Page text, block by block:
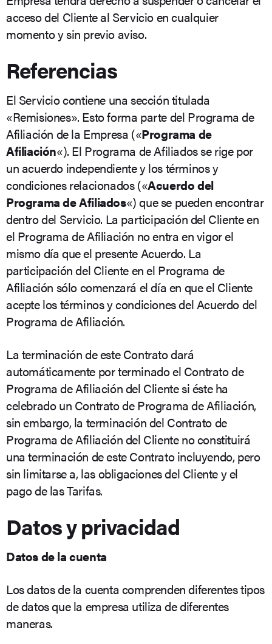
acceso del Cliente al Servicio en cualquier
momento y sin previo aviso.
Referencias
El Servicio contiene una sección titulada
«Remisiones». Esto forma parte del Programa de
Afiliación de la Empresa («Programa de
Afiliación«). El Programa de Afiliados se rige por
un acuerdo independiente y los términos y
condiciones relacionados («Acuerdo del
Programa de Afiliados«) que se pueden encontrar
dentro del Servicio. La participación del Cliente en
el Programa de Afiliación no entra en vigor el
mismo día que el presente Acuerdo. La
participación del Cliente en el Programa de
Afiliación sólo comenzará el día en que el Cliente
acepte los términos y condiciones del Acuerdo del
Programa de Afiliación.
La terminación de este Contrato dará
automáticamente por terminado el Contrato de
Programa de Afiliación del Cliente si éste ha
celebrado un Contrato de Programa de Afiliación,
sin embargo, la terminación del Contrato de
Programa de Afiliación del Cliente no constituirá
una terminación de este Contrato incluyendo, pero
sin limitarse a, las obligaciones del Cliente y el
pago de las Tarifas.
Datos y privacidad
Datos de la cuenta
Los datos de la cuenta comprenden diferentes tipos
de datos que la empresa utiliza de diferentes
maneras.